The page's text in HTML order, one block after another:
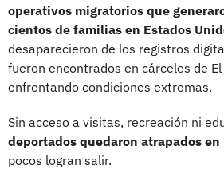
operativos migratorios que
cientos de familias en Estados
desaparecieron de los registros
fueron encontrados en cárceles de El
enfrentando condiciones extremas.
Sin acceso a visitas, recreación ni
deportados quedaron atrapados
pocos logran salir.